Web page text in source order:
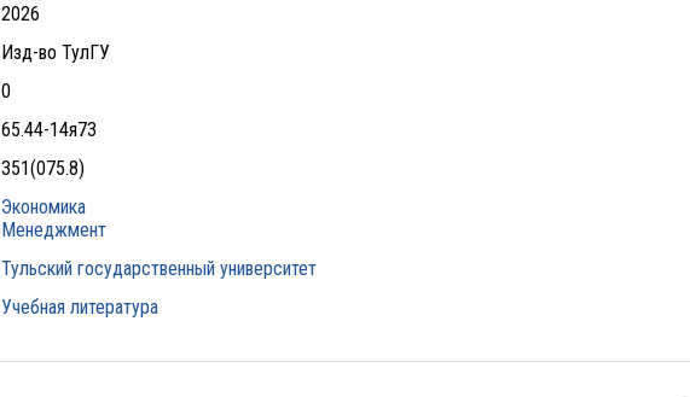
2026
Изд-во ТулГУ
0
65.44-14я73
351(075.8)
Экономика
Менеджмент
Тульский государственный университет
Учебная литература